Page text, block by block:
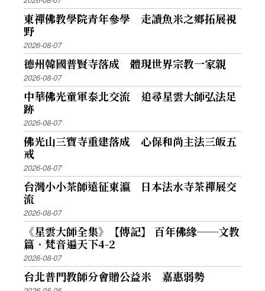
東禪佛教學院青年參學 走讀魚米之鄉拓展視
野
2026-08-07
德州韓國普賢寺落成 體現世界宗教一家親
2026-08-07
中華佛光童軍泰北交流 追尋星雲大師弘法足
跡
2026-08-07
佛光山三寶寺重建落成 心保和尚主法三皈五
戒
2026-08-07
台灣小小茶師遠征東瀛 日本法水寺茶禪展交
流
2026-08-07
《星雲大師全集》【傳記】 百年佛緣──文教
篇．梵音遍天下4-2
2026-08-07
台北普門教師分會贈公益米 嘉惠弱勢